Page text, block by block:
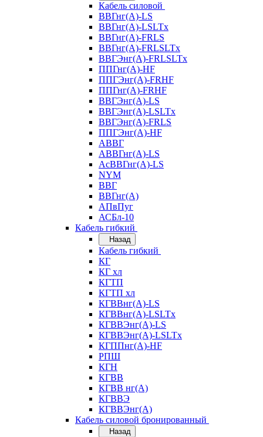
Кабель силовой
ВВГнг(А)-LS
ВВГнг(А)-LSLTx
ВВГнг(А)-FRLS
ВВГнг(А)-FRLSLTx
ВВГЭнг(А)-FRLSLTx
ППГнг(А)-HF
ППГЭнг(А)-FRHF
ППГнг(А)-FRHF
ВВГЭнг(А)-LS
ВВГЭнг(А)-LSLTx
ВВГЭнг(А)-FRLS
ППГЭнг(А)-HF
АВВГ
АВВГнг(А)-LS
АсВВГнг(А)-LS
NYM
ВВГ
ВВГнг(А)
АПвПуг
АСБл-10
Кабель гибкий
Назад
Кабель гибкий
КГ
КГ хл
КГТП
КГТП хл
КГВВнг(А)-LS
КГВВнг(А)-LSLTx
КГВВЭнг(А)-LS
КГВВЭнг(А)-LSLTx
КГППнг(А)-HF
РПШ
КГН
КГВВ
КГВВ нг(А)
КГВВЭ
КГВВЭнг(А)
Кабель силовой бронированный
Назад